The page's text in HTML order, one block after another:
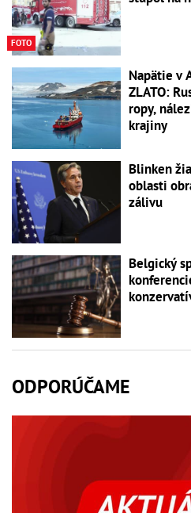
FOTO
Napätie v
ZLATO:
ropy,
krajiny
Blinken
oblasti
zálivu
Belgický
ODPORÚČAME